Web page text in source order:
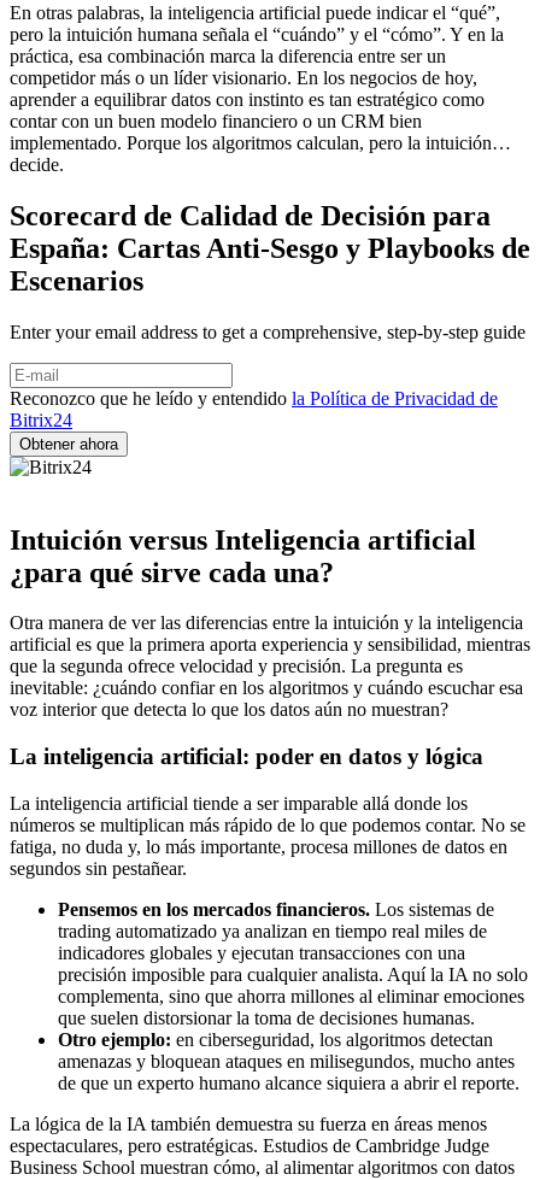
En otras palabras, la inteligencia artificial puede indicar el “qué”,
pero la intuición humana señala el “cuándo” y el “cómo”. Y en la
práctica, esa combinación marca la diferencia entre ser un
competidor más o un líder visionario. En los negocios de hoy,
aprender a equilibrar datos con instinto es tan estratégico como
contar con un buen modelo financiero o un CRM bien
implementado. Porque los algoritmos calculan, pero la intuición…
decide.
Scorecard de Calidad de Decisión para
España: Cartas Anti-Sesgo y Playbooks de
Escenarios
Enter your email address to get a comprehensive, step-by-step guide
Reconozco que he leído y entendido la Política de Privacidad de
Bitrix24
Intuición versus Inteligencia artificial
¿para qué sirve cada una?
Otra manera de ver las diferencias entre la intuición y la inteligencia
artificial es que la primera aporta experiencia y sensibilidad, mientras
que la segunda ofrece velocidad y precisión. La pregunta es
inevitable: ¿cuándo confiar en los algoritmos y cuándo escuchar esa
voz interior que detecta lo que los datos aún no muestran?
La inteligencia artificial: poder en datos y lógica
La inteligencia artificial tiende a ser imparable allá donde los
números se multiplican más rápido de lo que podemos contar. No se
fatiga, no duda y, lo más importante, procesa millones de datos en
segundos sin pestañear.
Pensemos en los mercados financieros. Los sistemas de
trading automatizado ya analizan en tiempo real miles de
indicadores globales y ejecutan transacciones con una
precisión imposible para cualquier analista. Aquí la IA no solo
complementa, sino que ahorra millones al eliminar emociones
que suelen distorsionar la toma de decisiones humanas.
Otro ejemplo: en ciberseguridad, los algoritmos detectan
amenazas y bloquean ataques en milisegundos, mucho antes
de que un experto humano alcance siquiera a abrir el reporte.
La lógica de la IA también demuestra su fuerza en áreas menos
espectaculares, pero estratégicas. Estudios de Cambridge Judge
Business School muestran cómo, al alimentar algoritmos con datos